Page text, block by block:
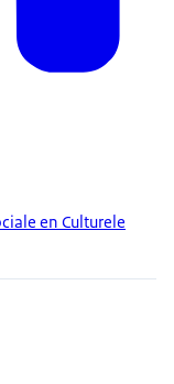
en Culturele